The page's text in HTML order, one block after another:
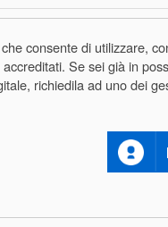
consente di utilizzare,
Se sei già in
richiedila ad uno dei